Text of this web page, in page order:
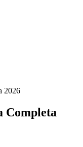
2026
Completa